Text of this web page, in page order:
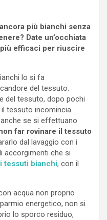
più bianchi senza
Date un’occhiata
efficaci per riuscire
lo si fa
del tessuto.
del tessuto, dopo pochi
il tessuto incomincia
se si effettuano
far rovinare il tessuto
dal lavaggio con i
accorgimenti che si
tessuti bianchi, con il
acqua non proprio
energetico, non si
lo sporco residuo,